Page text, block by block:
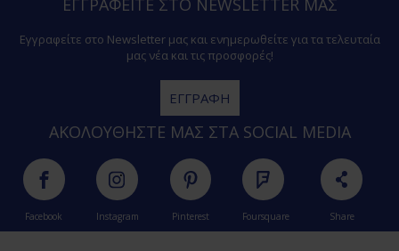
Εγγραφείτε στο Newsletter μας και ενημερωθείτε για τα τελευταία
μας νέα και τις προσφορές!
ΕΓΓΡΑΦΉ
ΑΚΟΛΟΥΘΉΣΤΕ ΜΑΣ ΣΤΑ SOCIAL MEDIA
Facebook Instagram Pinterest Foursquare Share